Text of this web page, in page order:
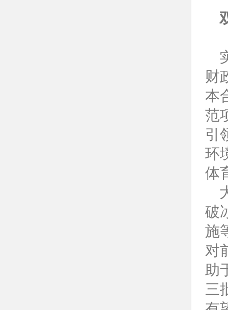
财
本
范
引
环
体
破
施
对
助
三